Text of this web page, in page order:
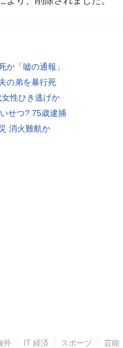
か「嘘の通報」
の弟を暴行死
性ひき逃げか
せつ? 75歳逮捕
消火難航か
外 IT 経済 スポーツ 芸能